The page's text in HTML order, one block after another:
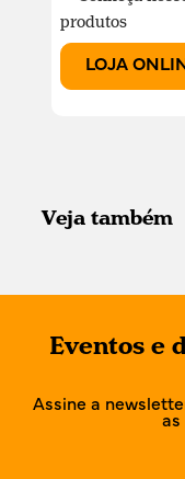
LOJA
Veja também
Eventos e
Assine a
as